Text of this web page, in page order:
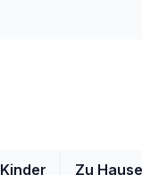
Kinder Zu Hause